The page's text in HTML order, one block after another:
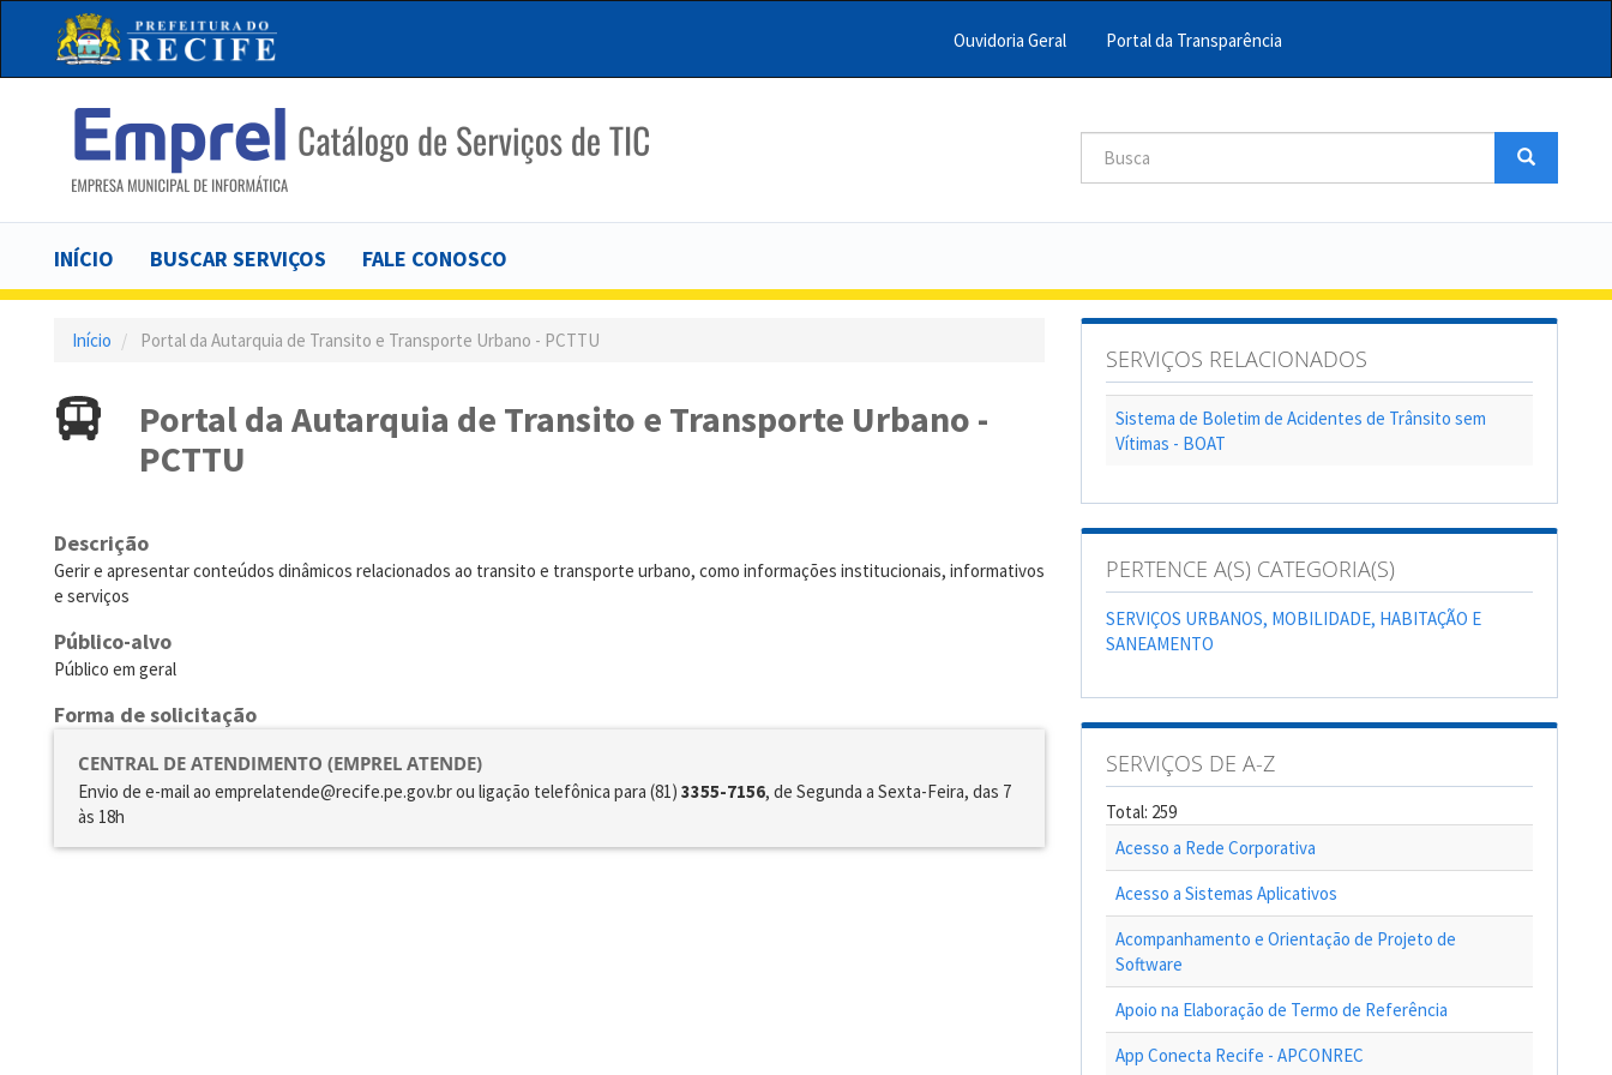
Menu
Ouvidoria Geral Portal da Transparência
Buscar Busca
Main
navigation
INÍCIO BUSCAR SERVIÇOS FALE CONOSCO
Início Portal da Autarquia de Transito e Transporte Urbano - PCTTU
Portal da Autarquia de Transito e Transporte Urbano -
PCTTU
Descrição
Gerir e apresentar conteúdos dinâmicos relacionados ao transito e transporte urbano, como informações institucionais, informativos
e serviços
Público-alvo
Público em geral
Forma de solicitação
CENTRAL DE ATENDIMENTO (EMPREL ATENDE)
Envio de e-mail ao emprelatende@recife.pe.gov.br ou ligação telefônica para (81) 3355-7156, de Segunda a Sexta-Feira, das 7
às 18h
SERVIÇOS RELACIONADOS
Sistema de Boletim de Acidentes de Trânsito sem
Vítimas - BOAT
PERTENCE A(S) CATEGORIA(S)
SERVIÇOS URBANOS, MOBILIDADE, HABITAÇÃO E
SANEAMENTO
SERVIÇOS DE A-Z
Total: 259
Acesso a Rede Corporativa
Acesso a Sistemas Aplicativos
Acompanhamento e Orientação de Projeto de
Software
Apoio na Elaboração de Termo de Referência
App Conecta Recife - APCONREC